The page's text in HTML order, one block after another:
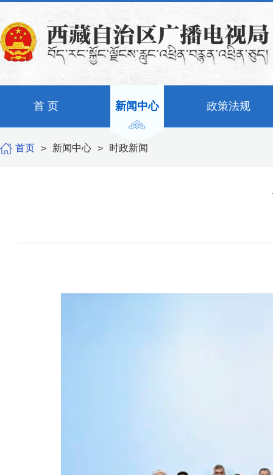
首 页 新闻中心 政策法规
首页 > 新闻中心 > 时政新闻